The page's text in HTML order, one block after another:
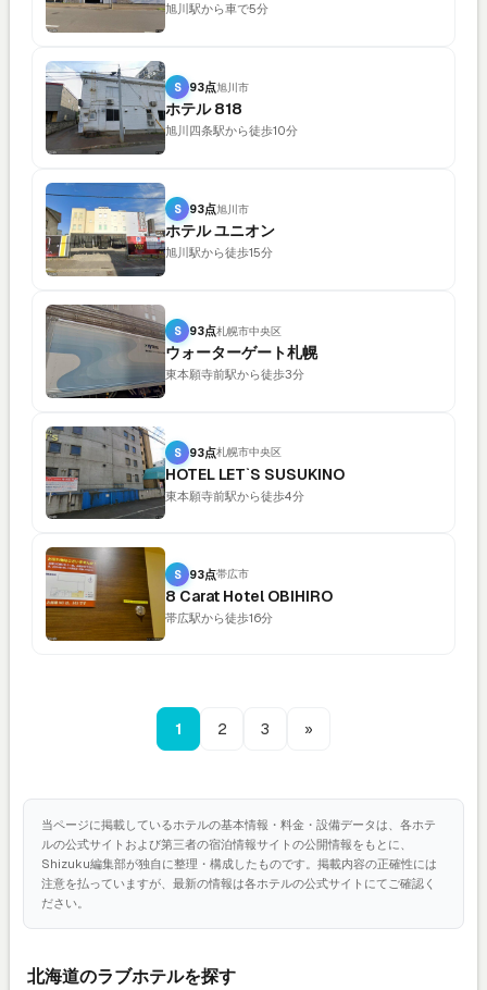
旭川駅から車で5分
S 93点旭川市
ホテル 818
旭川四条駅から徒歩10分
S 93点旭川市
ホテル ユニオン
旭川駅から徒歩15分
S 93点札幌市中央区
ウォーターゲート札幌
東本願寺前駅から徒歩3分
S 93点札幌市中央区
HOTEL LET`S SUSUKINO
東本願寺前駅から徒歩4分
S 93点帯広市
8 Carat Hotel OBIHIRO
帯広駅から徒歩16分
1 2 3 »
当ページに掲載しているホテルの基本情報・料金・設備データは、各ホテ
ルの公式サイトおよび第三者の宿泊情報サイトの公開情報をもとに、
Shizuku編集部が独自に整理・構成したものです。掲載内容の正確性には
注意を払っていますが、最新の情報は各ホテルの公式サイトにてご確認く
ださい。
北海道のラブホテルを探す